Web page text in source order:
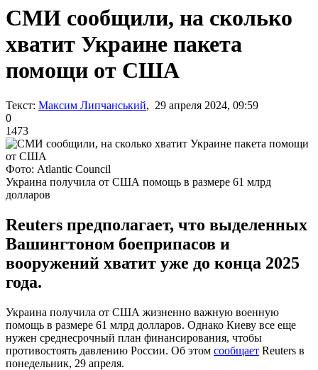
СМИ сообщили, на сколько
хватит Украине пакета
помощи от США
Текст: Максим Липчанський, 29 апреля 2024, 09:59
0
1473
Фото: Atlantic Council
Украина получила от США помощь в размере 61 млрд
долларов
Reuters предполагает, что выделенных
Вашингтоном боеприпасов и
вооружений хватит уже до конца 2025
года.
Украина получила от США жизненно важную военную
помощь в размере 61 млрд долларов. Однако Киеву все еще
нужен среднесрочный план финансирования, чтобы
противостоять давлению России. Об этом сообщает Reuters в
понедельник, 29 апреля.